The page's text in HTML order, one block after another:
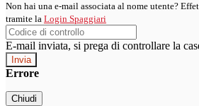
Non hai una e-mail associata al nome utente?
tramite la Login Spaggiari
E-mail inviata, si prega di controllare la
Errore
Chiudi